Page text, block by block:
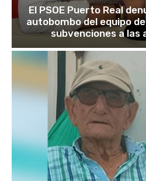
El PSOE Puerto Real
autobombo del equipo
subvenciones a las